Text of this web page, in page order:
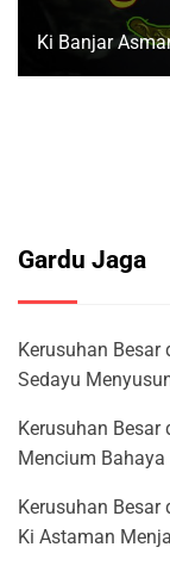
Ki Banjar
Gardu Jaga
Kerusuhan Besar
Sedayu
Kerusuhan Besar
Mencium
Kerusuhan Besar
Ki Astaman